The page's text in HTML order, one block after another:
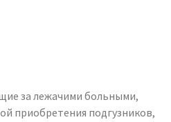
за лежачими больными,
приобретения подгузников,